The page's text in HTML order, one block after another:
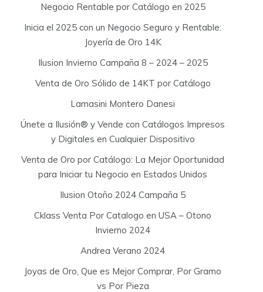
Negocio Rentable por Catálogo en 2025
Inicia el 2025 con un Negocio Seguro y Rentable:
Joyería de Oro 14K
Ilusion Invierno Campaña 8 – 2024 – 2025
Venta de Oro Sólido de 14KT por Catálogo
Lamasini Montero Danesi
Únete a Ilusión® y Vende con Catálogos Impresos
y Digitales en Cualquier Dispositivo
Venta de Oro por Catálogo: La Mejor Oportunidad
para Iniciar tu Negocio en Estados Unidos
Ilusion Otoño 2024 Campaña 5
Cklass Venta Por Catalogo en USA – Otono
Invierno 2024
Andrea Verano 2024
Joyas de Oro, Que es Mejor Comprar, Por Gramo
vs Por Pieza